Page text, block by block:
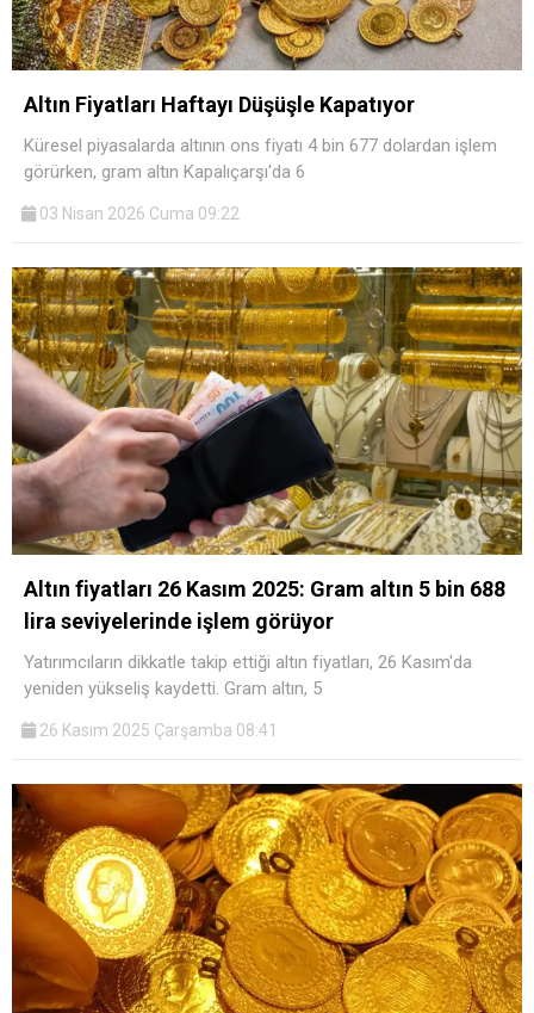
Altın Fiyatları Haftayı Düşüşle Kapatıyor
Küresel piyasalarda altının ons fiyatı 4 bin 677 dolardan işlem
görürken, gram altın Kapalıçarşı'da 6
03 Nisan 2026 Cuma 09:22
Altın fiyatları 26 Kasım 2025: Gram altın 5 bin 688
lira seviyelerinde işlem görüyor
Yatırımcıların dikkatle takip ettiği altın fiyatları, 26 Kasım'da
yeniden yükseliş kaydetti. Gram altın, 5
26 Kasım 2025 Çarşamba 08:41